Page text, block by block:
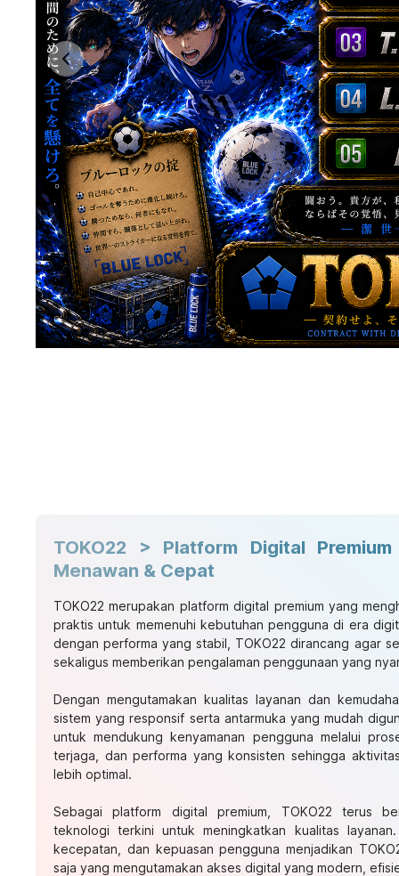
Previous slide
TOKO22 > Platform Digital
Menawan & Cepat
TOKO22 merupakan platform digital premium yang
praktis untuk memenuhi kebutuhan pengguna di era
dengan performa yang stabil, TOKO22 dirancang agar
sekaligus memberikan pengalaman penggunaan yang
Dengan mengutamakan kualitas layanan dan
sistem yang responsif serta antarmuka yang mudah
untuk mendukung kenyamanan pengguna melalui
terjaga, dan performa yang konsisten sehingga
lebih optimal.
Sebagai platform digital premium, TOKO22 terus
teknologi terkini untuk meningkatkan kualitas
kecepatan, dan kepuasan pengguna menjadikan
saja yang mengutamakan akses digital yang modern,